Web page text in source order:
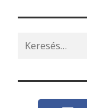
Search
for: